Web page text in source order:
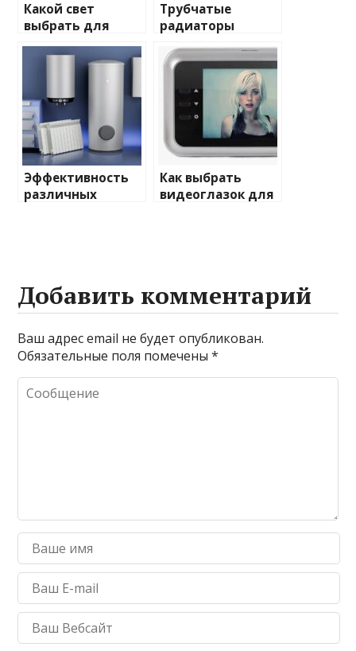
Какой свет
выбрать для
домашнего
освещения
Трубчатые
радиаторы
отопления: виды
и характеристики
Эффективность
различных
Как выбрать
видеоглазок для
Добавить комментарий
Ваш адрес email не будет опубликован.
Обязательные поля помечены*